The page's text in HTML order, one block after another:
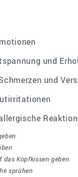
und
und
das Kopfkissen geben
sprühen